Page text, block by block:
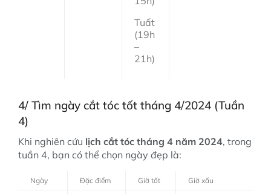
Tuất
(19h
–
21h)
4/ Tìm ngày cắt tóc tốt tháng 4/2024 (Tuần
4)
Khi nghiên cứu lịch cắt tóc tháng 4 năm 2024, trong
tuần 4, bạn có thể chọn ngày đẹp là:
Ngày Đặc điểm Giờ tốt Giờ xấu